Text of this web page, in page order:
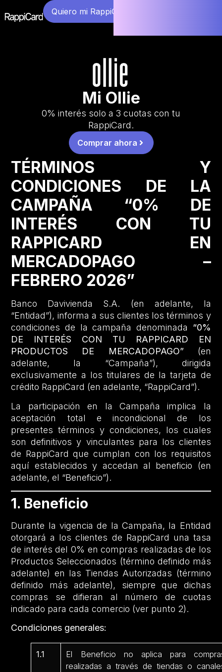
Quiero mi RappiCard
Mi Ollie
0% interés solo a 3 cuotas con tu
RappiCard.
Comprar ahora
TÉRMINOS Y
CONDICIONES DE LA
CAMPAÑA “0% DE
INTERÉS CON TU
RAPPICARD EN
MERCADOPAGO –
FEBRERO 2026”
Banco Davivienda S.A. (en adelante, la
“Entidad”), informa a sus clientes los términos y
condiciones de la campaña denominada “0%
DE INTERÉS CON TU RAPPICARD EN
PRODUCTOS DE MERCADOPAGO” (en
adelante, la “Campaña”), dirigida
exclusivamente a los titulares de la tarjeta de
crédito RappiCard (en adelante, “RappiCard”).
La participación en la Campaña implica la
aceptación total e incondicional de los
presentes términos y condiciones, los cuales
son definitivos y vinculantes para los clientes
de RappiCard que cumplan con los requisitos
aquí establecidos y accedan al beneficio (en
adelante, el “Beneficio”).
1. Beneficio
Durante la vigencia de la Campaña, la Entidad
otorgará a los clientes de RappiCard una tasa
de interés del 0% en compras realizadas de los
Productos Seleccionados (término definido más
adelante) en las Tiendas Autorizadas (término
definido más adelante), siempre que dichas
compras se difieran al número de cuotas
indicado para cada comercio (ver punto 2).
Condiciones generales:
1.1
El Beneficio no aplica para
realizadas a través de tiendas o